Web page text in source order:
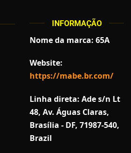
INFORMAÇÃO
Nome da marca: 65A
Website:
https://mabe.br.com/
Linha direta: Ade s/n Lt
48, Av. Águas Claras,
Brasília - DF, 71987-540,
Brazil